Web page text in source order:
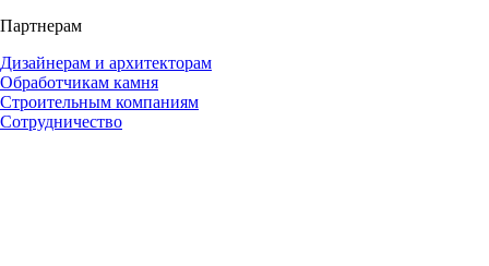
Партнерам
Дизайнерам и архитекторам
Обработчикам камня
Строительным компаниям
Сотрудничество